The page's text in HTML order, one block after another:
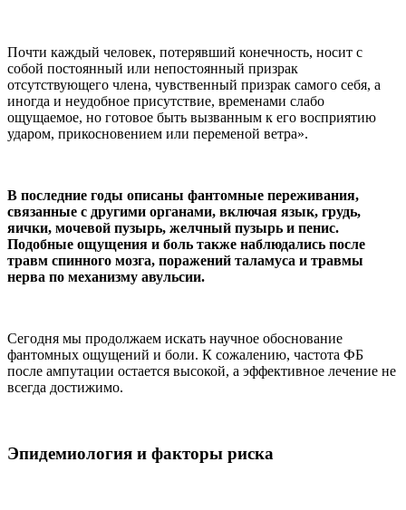
Почти каждый человек, потерявший конечность, носит с
собой постоянный или непостоянный призрак
отсутствующего члена, чувственный призрак самого себя, а
иногда и неудобное присутствие, временами слабо
ощущаемое, но готовое быть вызванным к его восприятию
ударом, прикосновением или переменой ветра».
В последние годы описаны фантомные переживания,
связанные с другими органами, включая язык, грудь,
яички, мочевой пузырь, желчный пузырь и пенис.
Подобные ощущения и боль также наблюдались после
травм спинного мозга, поражений таламуса и травмы
нерва по механизму авульсии.
Сегодня мы продолжаем искать научное обоснование
фантомных ощущений и боли. К сожалению, частота ФБ
после ампутации остается высокой, а эффективное лечение не
всегда достижимо.
Эпидемиология и факторы риска